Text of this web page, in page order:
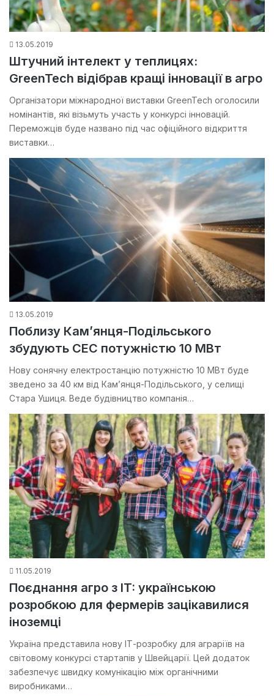
13.05.2019
Штучний інтелект у теплицях:
GreenTech відібрав кращі інновації в агро
Організатори міжнародної виставки GreenTech оголосили
номінантів, які візьмуть участь у конкурсі інновацій.
Переможців буде названо під час офіційного відкриття
виставки…
13.05.2019
Поблизу Кам’янця-Подільського
збудують СЕС потужністю 10 МВт
Нову сонячну електростанцію потужністю 10 МВт буде
зведено за 40 км від Кам’янця-Подільського, у селищі
Стара Ушиця. Веде будівництво компанія…
11.05.2019
Поєднання агро з IT: українською
розробкою для фермерів зацікавилися
іноземці
Україна представила нову ІТ-розробку для аграріїв на
світовому конкурсі стартапів у Швейцарії. Цей додаток
забезпечує швидку комунікацію між органічними
виробниками…